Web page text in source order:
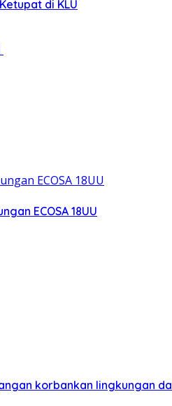
di KLU
ECOSA 18UU
korbankan lingkungan